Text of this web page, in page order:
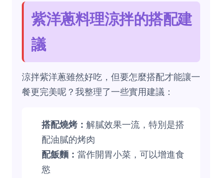
紫洋蔥料理涼拌的搭配建
議
涼拌紫洋蔥雖然好吃，但要怎麼搭配才能讓一
餐更完美呢？我整理了一些實用建議：
搭配燒烤： 解膩效果一流，特別是搭
配油膩的烤肉
配飯麵： 當作開胃小菜，可以增進食
慾